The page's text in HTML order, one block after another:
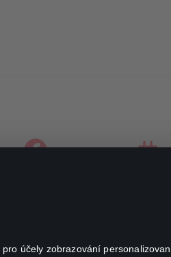
účely zobrazování
facebook